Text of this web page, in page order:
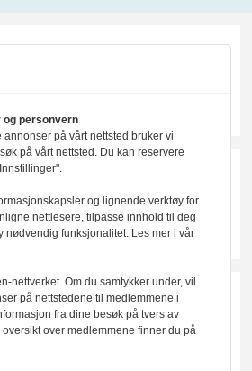
og personvern
annonser på vårt nettsted bruker vi
på vårt nettsted. Du kan reservere
og lignende verktøy for
nettlesere, tilpasse innhold til deg
nødvendig funksjonalitet. Les mer i vår
nettverket. Om du samtykker under, vil
på nettstedene til medlemmene i
fra dine besøk på tvers av
over medlemmene finner du på